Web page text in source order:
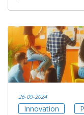
26-09-2024
Innovation